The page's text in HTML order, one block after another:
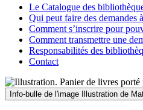
Le Catalogue des
Qui peut faire des demandes
Comment s’inscrire pour
Comment transmettre une
Responsabilités des
Contact
Info-bulle de l'image Illustration de